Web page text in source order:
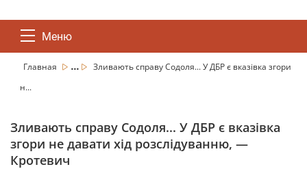
Меню
Главная ...
Зливають справу Содоля... У ДБР є вказівка згори
н...
Зливають справу Содоля... У ДБР є вказівка
згори не давати хід розслідуванню, —
Кротевич